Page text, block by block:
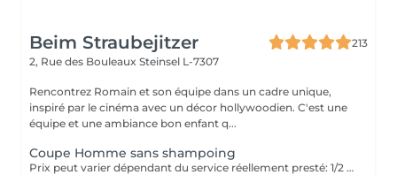
Beim Straubejitzer
213
2, Rue des Bouleaux Steinsel L-7307
Rencontrez Romain et son équipe dans un cadre unique,
inspiré par le cinéma avec un décor hollywoodien. C'est une
équipe et une ambiance bon enfant q...
Coupe Homme sans shampoing
Prix peut varier dépendant du service réellement presté: 1/2 coupe Hommes : 19,5 Coupe cheveux secs : 23 Coupe Humide : 28,9